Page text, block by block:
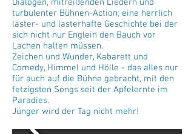
Dialogen, mitreißenden Liedern und
turbulenter Bühnen-Action; eine herrlich
läster- und lasterhafte Geschichte bei der
sich nicht nur Englein den Bauch vor
Lachen halten müssen.
Zeichen und Wunder, Kabarett und
Comedy, Himmel und Hölle - das alles nur
für auch auf die Bühne gebracht, mit den
fetzigsten Songs seit der Apfelernte im
Paradies.
Jünger wird der Tag nicht mehr!